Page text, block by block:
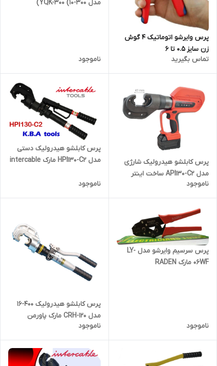
پرس وایرشو اتوماتیک 4 گوش
زن سایز 0.5 تا 6
تماس بگیرید
مدل YQK-300 (10-300)
ناموجود
پرس کابلشو هیدرولیک شارژی
مدل API130-C2 ساخت اینتر
کیبل
ناموجود
پرس کابلشو هیدرولیک دستی
مدل HPI130-C2 مارک intercable
ناموجود
پرس سرسیم وایرشو مدل LY-
06WF مارک RADEN
ناموجود
پرس کابلشو هیدرولیک 400-16
مدل CRH-120 مارک پاورمن
ناموجود